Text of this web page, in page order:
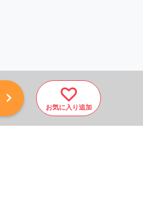
お気に入り追加